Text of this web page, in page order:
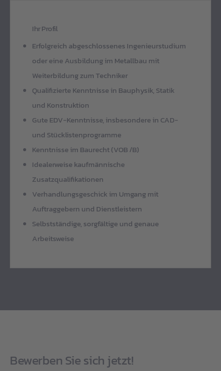
Ihr Profil
Erfolgreich abgeschlossenes Ingenieurstudium
oder eine Ausbildung im Metallbau mit
Weiterbildung zum Techniker
Qualifizierte Kenntnisse in Bauphysik, Statik
und Konstruktion
Gute EDV-Kenntnisse, insbesondere in CAD-
und Stücklistenprogramme
Kenntnisse im Baurecht (VOB /B)
Idealerweise kaufmännische
Zusatzqualifikationen
Verhandlungsgeschick im Umgang mit
Auftraggebern und Dienstleistern
Selbstständige, sorgfältige und genaue
Arbeitsweise
Bewerben Sie sich jetzt!